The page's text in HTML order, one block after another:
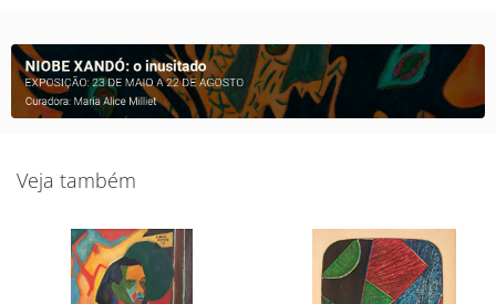
Veja também